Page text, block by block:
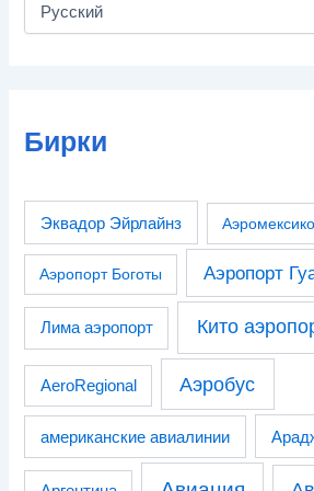
Бирки
Эквадор Эйрлайнз Аэромексико
Аэропорт Боготы Аэропорт
Лима аэропорт Кито
AeroRegional Аэробус
американские авиалинии